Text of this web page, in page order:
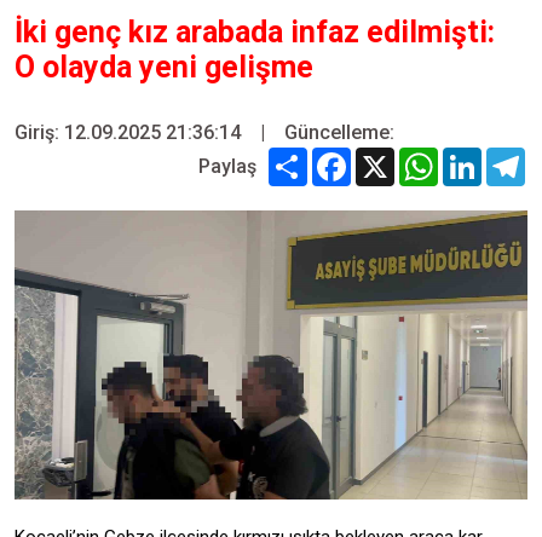
İki genç kız arabada infaz edilmişti:
O olayda yeni gelişme
Giriş: 12.09.2025 21:36:14 |
Güncelleme:
Paylaş
Share Facebook
X WhatsApp